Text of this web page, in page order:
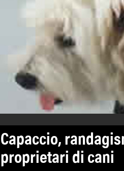
Capaccio,
proprietari di cani